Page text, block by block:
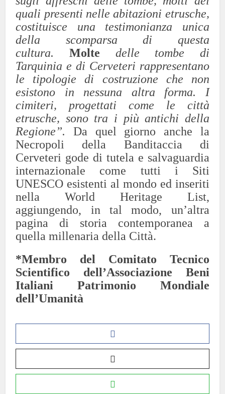
quali presenti nelle abitazioni etrusche,
costituisce una testimonianza unica
della scomparsa di questa
cultura.
Molte delle tombe di
Tarquinia e di Cerveteri rappresentano
le tipologie di costruzione che non
esistono in nessuna altra forma. I
cimiteri, progettati come le città
etrusche, sono tra i più antichi della
Regione”. Da quel giorno anche la
Necropoli della Banditaccia di
Cerveteri gode di tutela e salvaguardia
internazionale come tutti i Siti
UNESCO esistenti al mondo ed inseriti
nella World Heritage List,
aggiungendo, in tal modo, un’altra
pagina di storia contemporanea a
quella millenaria della Città.
*Membro del Comitato Tecnico
Scientifico dell’Associazione Beni
Italiani Patrimonio Mondiale
dell’Umanità